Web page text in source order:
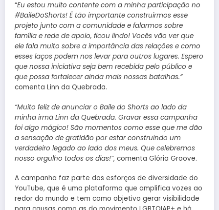
“Eu estou muito contente com a minha participação no
#BaileDoShorts! É tão importante construirmos esse
projeto junto com a comunidade e falarmos sobre
família e rede de apoio, ficou lindo! Vocês vão ver que
ele fala muito sobre a importância das relações e como
esses laços podem nos levar para outros lugares. Espero
que nossa iniciativa seja bem recebida pelo público e
que possa fortalecer ainda mais nossas batalhas.”
comenta Linn da Quebrada.
“Muito feliz de anunciar o Baile do Shorts ao lado da
minha irmã Linn da Quebrada. Gravar essa campanha
foi algo mágico! São momentos como esse que me dão
a sensação de gratidão por estar construindo um
verdadeiro legado ao lado dos meus. Que celebremos
nosso orgulho todos os dias!”, comenta Glória Groove.
A campanha faz parte dos esforços de diversidade do
YouTube, que é uma plataforma que amplifica vozes ao
redor do mundo e tem como objetivo gerar visibilidade